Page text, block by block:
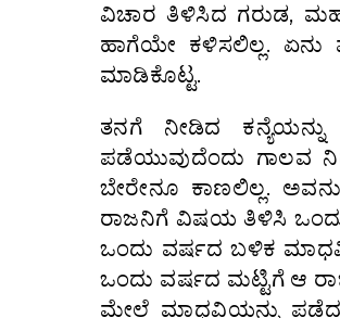
ವಿಚಾರ ತಿಳಿಸಿದ ಗರುಡ,
ಹಾಗೆಯೇ ಕಳಿಸಲಿಲ್ಲ. ಏನು
ಮಾಡಿಕೊಟ್ಟ.
ತನಗೆ ನೀಡಿದ ಕನ್ಯೆಯನ್ನು
ಪಡೆಯುವುದೆಂದು ಗಾಲವ
ಬೇರೇನೂ ಕಾಣಲಿಲ್ಲ.
ರಾಜನಿಗೆ ವಿಷಯ ತಿಳಿಸಿ ಒಂದು
ಒಂದು ವರ್ಷದ ಬಳಿಕ
ಒಂದು ವರ್ಷದ ಮಟ್ಟಿಗೆ ಆ
ಮೇಲೆ ಮಾಧವಿಯನ್ನು